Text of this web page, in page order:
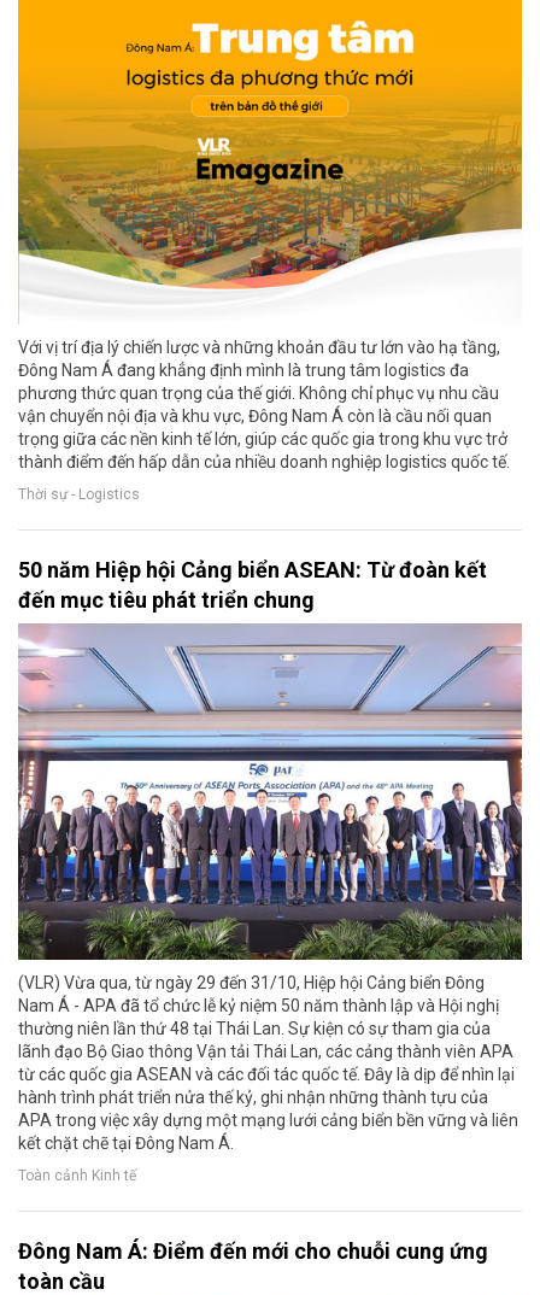
Với vị trí địa lý chiến lược và những khoản đầu tư lớn vào hạ tầng,
Đông Nam Á đang khẳng định mình là trung tâm logistics đa
phương thức quan trọng của thế giới. Không chỉ phục vụ nhu cầu
vận chuyển nội địa và khu vực, Đông Nam Á còn là cầu nối quan
trọng giữa các nền kinh tế lớn, giúp các quốc gia trong khu vực trở
thành điểm đến hấp dẫn của nhiều doanh nghiệp logistics quốc tế.
Thời sự - Logistics
50 năm Hiệp hội Cảng biển ASEAN: Từ đoàn kết
đến mục tiêu phát triển chung
(VLR) Vừa qua, từ ngày 29 đến 31/10, Hiệp hội Cảng biển Đông
Nam Á - APA đã tổ chức lễ kỷ niệm 50 năm thành lập và Hội nghị
thường niên lần thứ 48 tại Thái Lan. Sự kiện có sự tham gia của
lãnh đạo Bộ Giao thông Vận tải Thái Lan, các cảng thành viên APA
từ các quốc gia ASEAN và các đối tác quốc tế. Đây là dịp để nhìn lại
hành trình phát triển nửa thế kỷ, ghi nhận những thành tựu của
APA trong việc xây dựng một mạng lưới cảng biển bền vững và liên
kết chặt chẽ tại Đông Nam Á.
Toàn cảnh Kinh tế
Đông Nam Á: Điểm đến mới cho chuỗi cung ứng
toàn cầu